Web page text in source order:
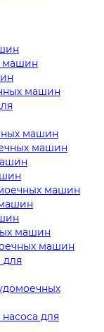
машин
машин
машин
машин
машин
машин
машин
для